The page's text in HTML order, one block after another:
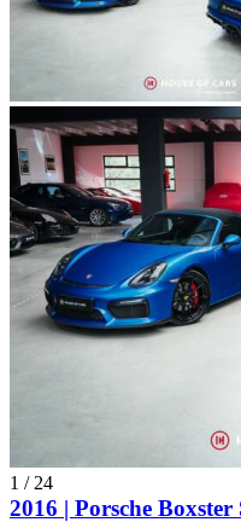
1 / 24
2016 | Porsche Boxster